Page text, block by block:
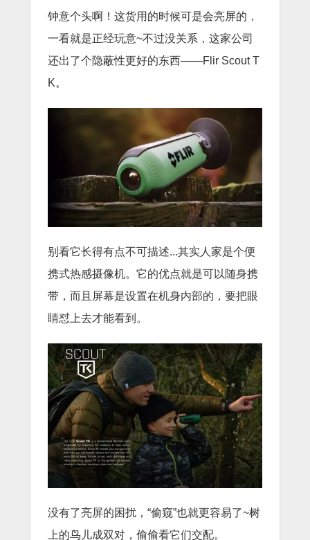
钟意个头啊！这货用的时候可是会亮屏的，
一看就是正经玩意~不过没关系，这家公司
还出了个隐蔽性更好的东西——Flir Scout T
K。
别看它长得有点不可描述...其实人家是个便
携式热感摄像机。它的优点就是可以随身携
带，而且屏幕是设置在机身内部的，要把眼
睛怼上去才能看到。
没有了亮屏的困扰，“偷窥”也就更容易了~树
上的鸟儿成双对，偷偷看它们交配。